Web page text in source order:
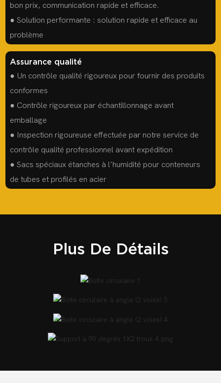
bon prix, communication rapide et efficace.
● Solution performante : solution rapide et efficace au
problème
Assurance qualité
● Un contrôle qualité rigoureux pour fournir des produits
conformes
● Contrôle rigoureux par échantillonnage avant
emballage
● Inspection rigoureuse effectuée par notre service de
contrôle qualité professionnel avant expédition
● Sacs spéciaux étanches à l'humidité pour conteneurs
de tubes et profilés en acier
Plus De Détails